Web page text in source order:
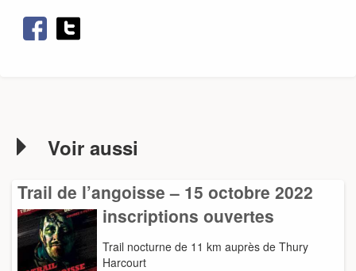
Voir aussi
Trail de l’angoisse – 15 octobre 2022
inscriptions ouvertes
Trail nocturne de 11 km auprès de Thury
Harcourt